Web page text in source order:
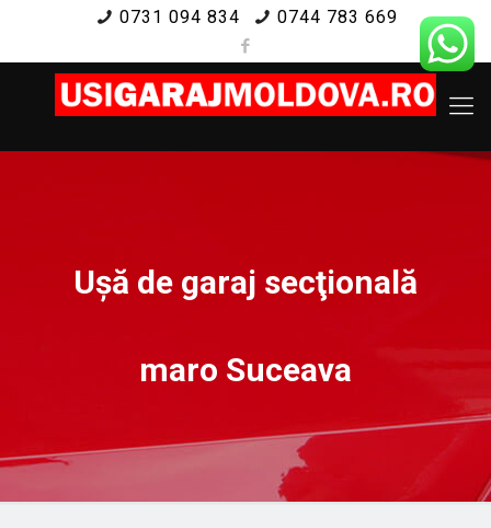
0731 094 834 0744 783 669
Uşă de garaj secţională
maro Suceava